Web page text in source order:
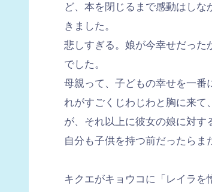
ど、本を閉じるまで感動はし
きました。
悲しすぎる。娘が今幸せだった
でした。
母親って、子どもの幸せを一番
れがすごくじわじわと胸に来て
が、それ以上に彼女の娘に対す
自分も子供を持つ前だったらま
キクエがキョウコに「レイラを